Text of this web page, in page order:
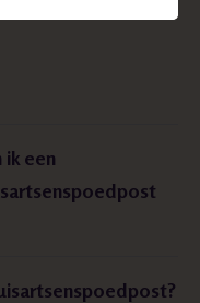
ik een